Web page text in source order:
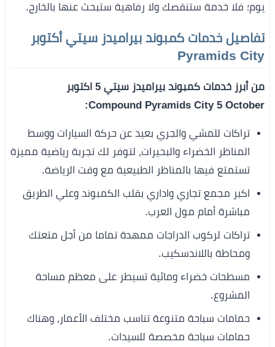
يوم؛ فلا خدمة ستنقصك ولا رفاهية ستبحث عنها بالخارج.
تفاصيل خدمات كمبوند بيراميدز سيتي أكتوبر
Pyramids City
من أبرز خدمات كمبوند بيراميدز سيتي 5 اكتوبر
Compound Pyramids City 5 October:
تراكات للمشي والجري بعيد عن حركة السيارات ووسط
المناظر الخضراء والبحيرات، لتوفر لك تجربة رياضية مميزة
تستمتع فيها بالمناظر الطبيعية مع وقت الرياضة.
اكبر مجمع تجاري واداري بقلب الكمبوند وعلي الطريق
مباشرة أمام مول العرب.
تراكات لركوب الدراجات ممهدة تماما من أجل متعتك
ومحاطة باللاندسكيب.
مسطحات خضراء ومائية تسيطر على معظم مساحة
المشروع.
حمامات سباحة متنوعة تناسب مختلف الأعمار، وهناك
حمامات سباحة مخصصة للسيدات.